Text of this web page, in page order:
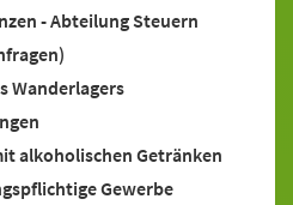
- Abteilung Steuern
Wanderlagers
alkoholischen Getränken
Gewerbe